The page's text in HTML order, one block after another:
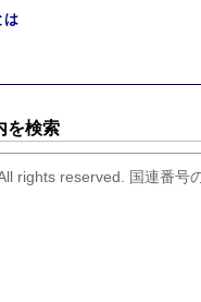
は
を検索
rights reserved. 国連番号